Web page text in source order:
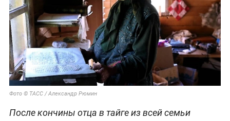
Фото © ТАСС / Александр Рюмин
После кончины отца в тайге из всей семьи